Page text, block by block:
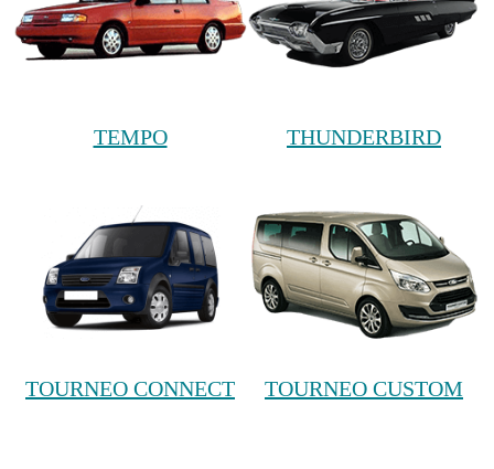
TEMPO THUNDERBIRD
TOURNEO CONNECT TOURNEO CUSTOM